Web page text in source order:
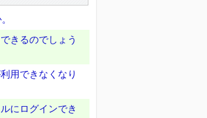
きるのでしょう
用できなくなり
にログインでき